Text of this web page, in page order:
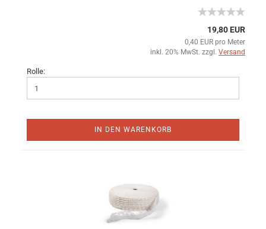
19,80 EUR
0,40 EUR pro Meter
inkl. 20% MwSt. zzgl. Versand
Rolle:
IN DEN WARENKORB